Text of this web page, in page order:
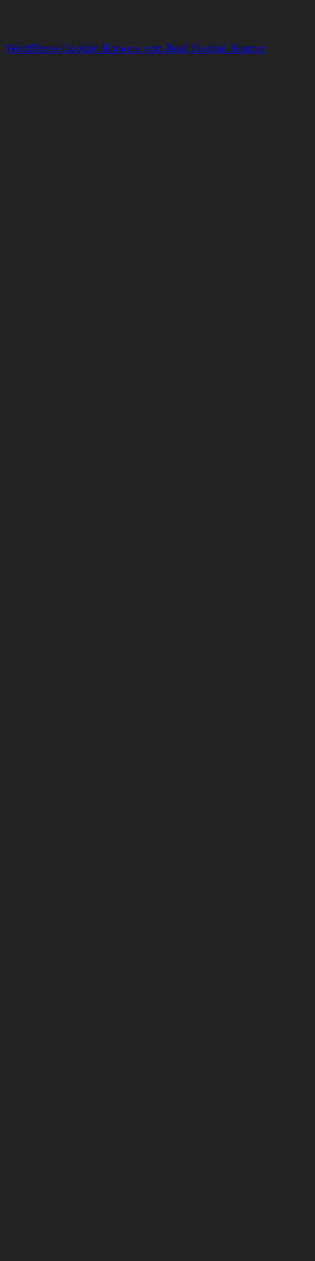
WordPress Cookie Hinweis von Real Cookie Banner